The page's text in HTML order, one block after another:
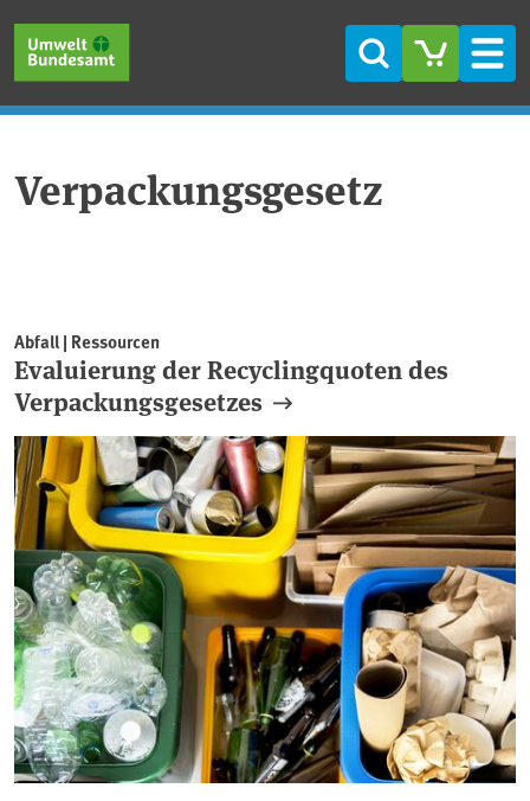
Suche
Verpackungsgesetz
Abfall | Ressourcen
Evaluierung der Recyclingquoten des
Verpackungsgesetzes